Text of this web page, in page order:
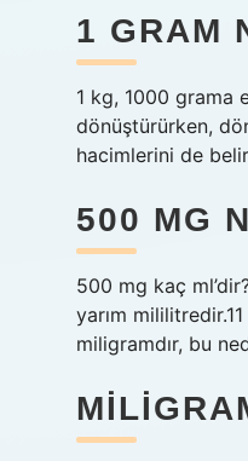
1 GRAM
1 kg, 1000 grama
dönüştürürken,
hacimlerini de
500 MG
500 mg kaç
yarım
miligramdır, bu